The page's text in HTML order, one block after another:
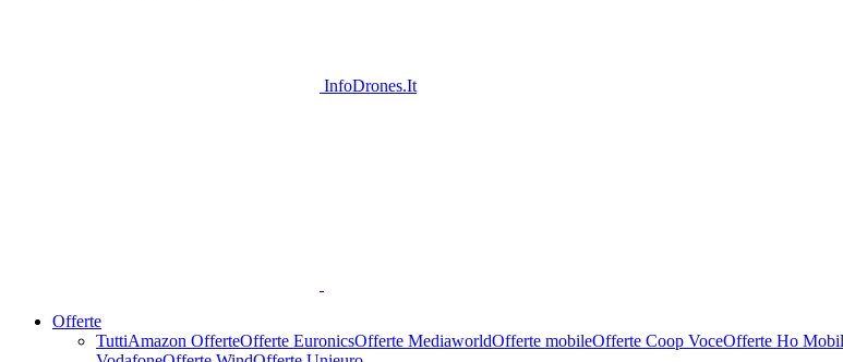
InfoDrones.It
Offerte
TuttiAmazon OfferteOfferte EuronicsOfferte MediaworldOfferte mobileOfferte Coop VoceOfferte Ho